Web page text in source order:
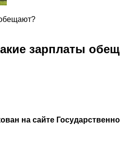
зарплаты
на сайте